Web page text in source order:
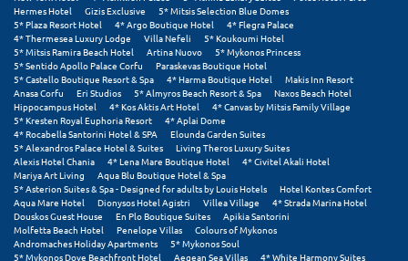
Hermes Hotel
Gizis Exclusive
5* Mitsis Selection Blue Domes
5* Plaza Resort Hotel
4* Argo Boutique Hotel
4* Flegra Palace
4* Thermesea Luxury Lodge
Villa Nefeli
5* Koukoumi Hotel
5* Mitsis Ramira Beach Hotel
Artina Nuovo
5* Mykonos Princess
5* Sentido Apollo Palace Corfu
Paraskevas Boutique Hotel
5* Castello Boutique Resort & Spa
4* Harma Boutique Hotel
Makis Inn Resort
Anasa Corfu
Eri Studios 5* Almyros Beach Resort & Spa
Naxos Beach Hotel
Hippocampus Hotel
4* Kos Aktis Art Hotel
4* Canvas by Mitsis Family Village
5* Kresten Royal Euphoria Resort
4* Aplai Dome
4* Rocabella Santorini Hotel & SPA
Elounda Garden Suites
5* Alexandros Palace Hotel & Suites
Living Theros Luxury Suites
Alexis Hotel Chania
4* Lena Mare Boutique Hotel
4* Civitel Akali Hotel
Mariya Art Living
Aqua Blu Boutique Hotel & Spa
5* Asterion Suites & Spa - Designed for adults by Louis Hotels
Hotel Kontes Comfort
Aqua Mare Hotel
Dionysos Hotel Agistri Villea Village
4* Strada Marina Hotel
Douskos Guest House
En Plo Boutique Suites
Apikia Santorini
Molfetta Beach Hotel
Penelope Villas
Colours of Mykonos
Andromaches Holiday Apartments
5* Mykonos Soul
5* Mykonos Dove Beachfront Hotel
Aegean Sea Villas
4* White Harmony Suites